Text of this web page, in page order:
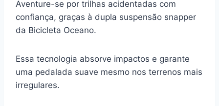
Aventure-se por trilhas acidentadas com
confiança, graças à dupla suspensão snapper
da Bicicleta Oceano.
Essa tecnologia absorve impactos e garante
uma pedalada suave mesmo nos terrenos mais
irregulares.